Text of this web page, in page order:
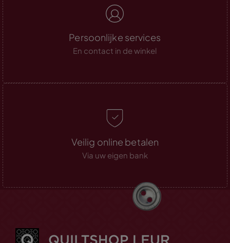
Persoonlijke services
En contact in de winkel
Veilig online betalen
Via uw eigen bank